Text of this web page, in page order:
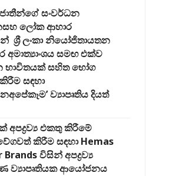
සංවර්ධන
ලෝක ආහාර
ශ්‍රී ලංකා නියෝජිතායතන
අමාත්‍යාංශය සමඟ එක්ව
භාවිතයක් සහිත භෝග
සඳහා
ව්‍යාපෘතිය දියත්
අපද්‍රව්‍ය එකතු කිරීමේ
කිරීම සඳහා Hemas
Brands විසින් අපද්‍රව්‍ය
ව්‍යාපෘතියක ආයෝජනය